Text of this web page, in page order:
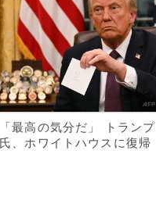
「最高の気分だ」 トランプ
氏、ホワイトハウスに復帰